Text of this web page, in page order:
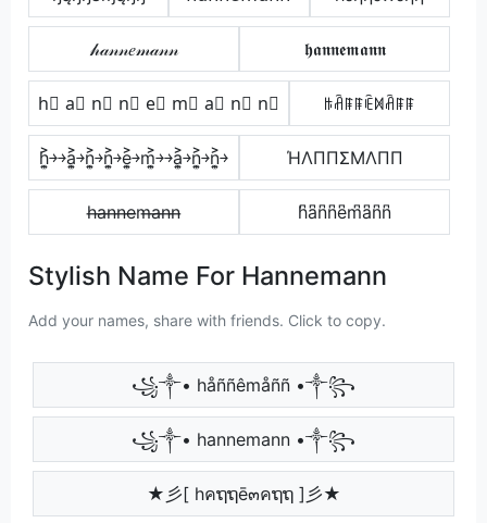
𝒽𝒶𝓃𝓃𝑒𝓂𝒶𝓃𝓃 𝖍𝖆𝖓𝖓𝖊𝖒𝖆𝖓𝖓
h⃣ a⃣ n⃣ n⃣ e⃣ m⃣ a⃣ n⃣ n⃣ ꑛꋫꁹꁹꍟꁒꋫꁹꁹ
h͎͍͐￫￫a͎͍͐￫n͎͍͐￫n͎͍͐￫e͎͍͐￫m͎͍͐￫￫a͎͍͐￫n͎͍͐￫n͎͍͐￫ ΉΛППΣMΛПП
h̶a̶n̶n̶e̶m̶a̶n̶n̶ h͆a͆n͆n͆e͆m͆a͆n͆n͆
Stylish Name For Hannemann
Add your names, share with friends. Click to copy.
꧁༒• håññêmåññ •༒꧂
꧁༒• hannemann •༒꧂
★彡[ hคຖຖē๓คຖຖ ]彡★